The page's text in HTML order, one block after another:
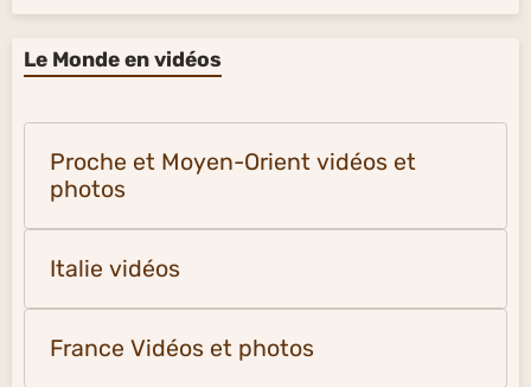
Le Monde en vidéos
Proche et Moyen-Orient vidéos et
photos
Italie vidéos
France Vidéos et photos